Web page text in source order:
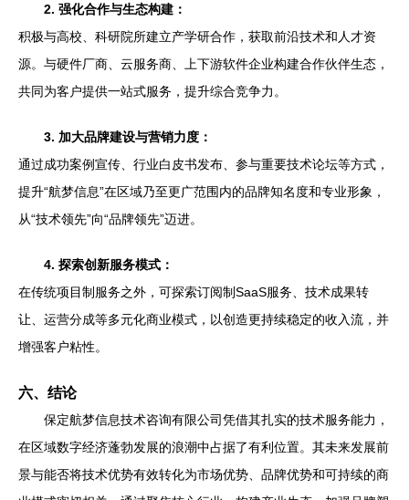
2. 强化合作与生态构建：
积极与高校、科研院所建立产学研合作，获取前沿技术和人才资
源。与硬件厂商、云服务商、上下游软件企业构建合作伙伴生态，
共同为客户提供一站式服务，提升综合竞争力。
3. 加大品牌建设与营销力度：
通过成功案例宣传、行业白皮书发布、参与重要技术论坛等方式，
提升“航梦信息”在区域乃至更广范围内的品牌知名度和专业形象，
从“技术领先”向“品牌领先”迈进。
4. 探索创新服务模式：
在传统项目制服务之外，可探索订阅制SaaS服务、技术成果转
让、运营分成等多元化商业模式，以创造更持续稳定的收入流，并
增强客户粘性。
六、结论
保定航梦信息技术咨询有限公司凭借其扎实的技术服务能力，
在区域数字经济蓬勃发展的浪潮中占据了有利位置。其未来发展前
景与能否将技术优势有效转化为市场优势、品牌优势和可持续的商